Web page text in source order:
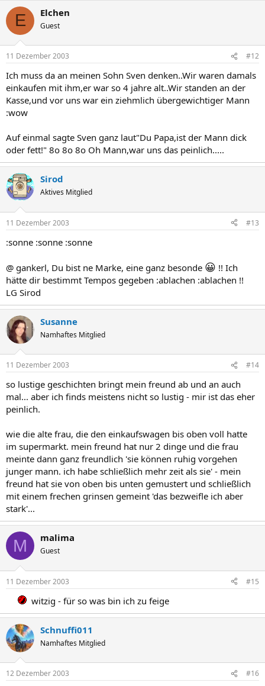
E Elchen
Guest
11 Dezember 2003 #12
Ich muss da an meinen Sohn Sven denken..Wir waren damals
einkaufen mit ihm,er war so 4 jahre alt..Wir standen an der
Kasse,und vor uns war ein ziehmlich übergewichtiger Mann
:wow
Auf einmal sagte Sven ganz laut"Du Papa,ist der Mann dick
oder fett!" 8o 8o 8o Oh Mann,war uns das peinlich.....
Sirod
Aktives Mitglied
11 Dezember 2003 #13
:sonne :sonne :sonne
@ gankerl, Du bist ne Marke, eine ganz besonde 😀 !! Ich
hätte dir bestimmt Tempos gegeben :ablachen :ablachen !!
LG Sirod
Susanne
Namhaftes Mitglied
11 Dezember 2003 #14
so lustige geschichten bringt mein freund ab und an auch
mal... aber ich finds meistens nicht so lustig - mir ist das eher
peinlich.
wie die alte frau, die den einkaufswagen bis oben voll hatte
im supermarkt. mein freund hat nur 2 dinge und die frau
meinte dann ganz freundlich 'sie können ruhig vorgehen
junger mann. ich habe schließlich mehr zeit als sie' - mein
freund hat sie von oben bis unten gemustert und schließlich
mit einem frechen grinsen gemeint 'das bezweifle ich aber
stark'...
M malima
Guest
11 Dezember 2003 #15
witzig - für so was bin ich zu feige
Schnuffi011
Namhaftes Mitglied
12 Dezember 2003 #16